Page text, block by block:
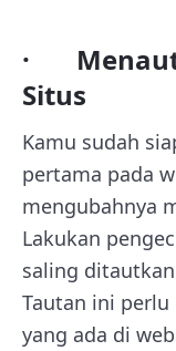
·
Situs
Kamu sudah
pertama pada
mengubahnya
Lakukan
saling
Tautan ini
yang ada di